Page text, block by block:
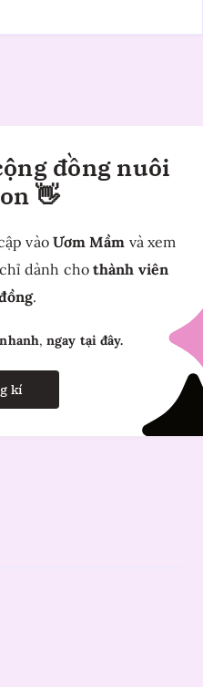
đồng nuôi
👋
vào Ươm Mầm và xem
dành cho thành viên
.
nhanh,ngay tại đây.
kí